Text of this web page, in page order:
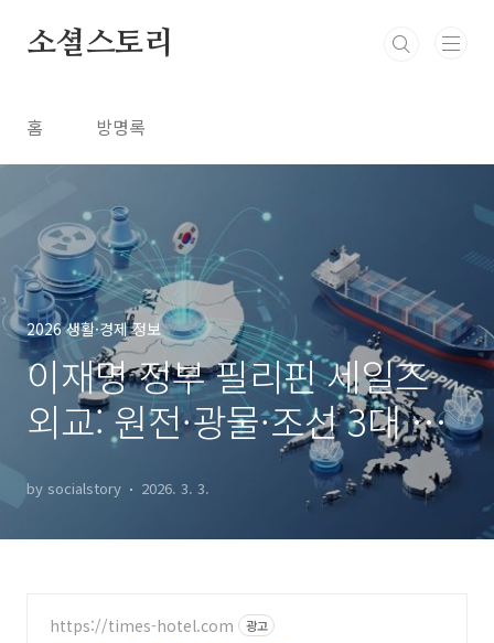
소셜스토리
홈 방명록
2026 생활·경제 정보
이재명 정부 필리핀 세일즈
외교: 원전·광물·조선 3대 핵
심 섹터 정밀 분석
by socialstory 2026. 3. 3.
https://times-hotel.com 광고